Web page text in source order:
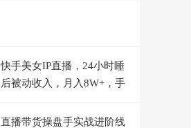
快手美女IP直播，24小时睡
后被动收入，月入8W+，手
直播带货操盘手实战进阶线